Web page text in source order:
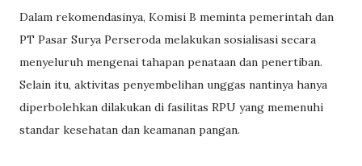
Dalam rekomendasinya, Komisi B meminta pemerintah dan
PT Pasar Surya Perseroda melakukan sosialisasi secara
menyeluruh mengenai tahapan penataan dan penertiban.
Selain itu, aktivitas penyembelihan unggas nantinya hanya
diperbolehkan dilakukan di fasilitas RPU yang memenuhi
standar kesehatan dan keamanan pangan.